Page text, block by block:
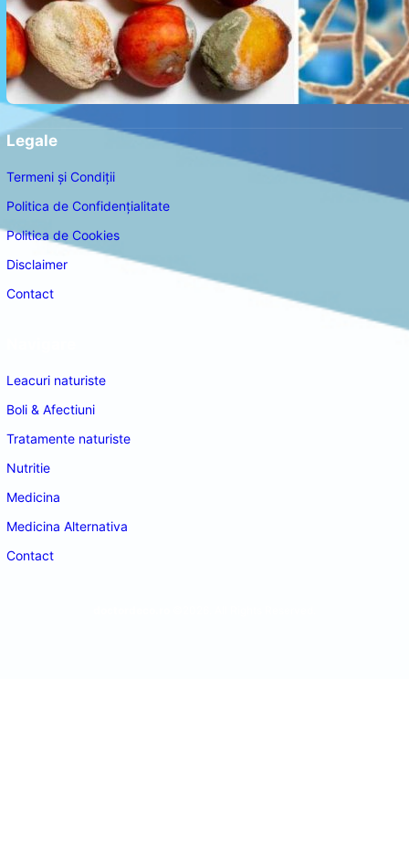
Legale
Termeni și Condiții
Politica de Confidențialitate
Politica de Cookies
Disclaimer
Contact
Leacuri naturiste
Boli & Afectiuni
Tratamente naturiste
Nutritie
Medicina
Medicina Alternativa
Contact